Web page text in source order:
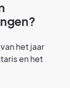
het jaar
en het